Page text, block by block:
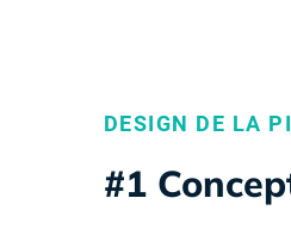
DESIGN DE LA
#1